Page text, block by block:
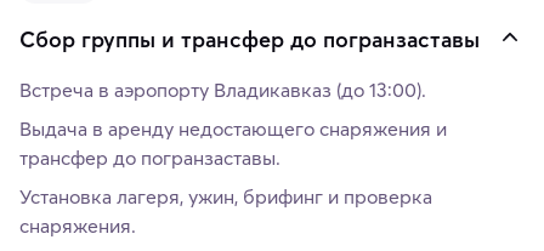
Сбор группы и трансфер до погранзаставы
Встреча в аэропорту Владикавказ (до 13:00).
Выдача в аренду недостающего снаряжения и
трансфер до погранзаставы.
Установка лагеря, ужин, брифинг и проверка
снаряжения.